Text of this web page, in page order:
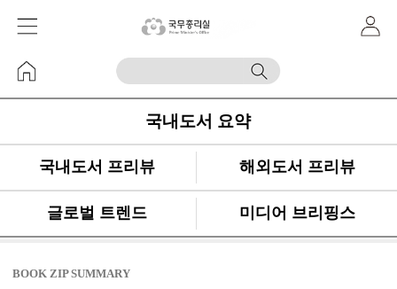
국내도서 요약
국내도서 프리뷰 해외도서 프리뷰
글로벌 트렌드 미디어 브리핑스
BOOK ZIP SUMMARY